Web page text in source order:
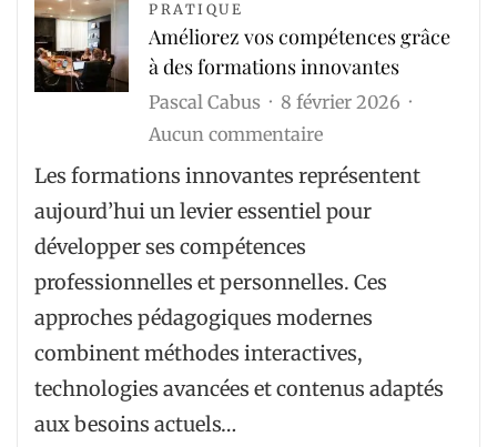
PRATIQUE
Améliorez vos compétences grâce
à des formations innovantes
Pascal Cabus
8 février 2026
Aucun commentairesur
Améliorez
compétences
à
des
formations
innovantes
Les formations innovantes représentent
aujourd’hui un levier essentiel pour
développer ses compétences
professionnelles et personnelles. Ces
approches pédagogiques modernes
combinent méthodes interactives,
technologies avancées et contenus adaptés
aux besoins actuels…